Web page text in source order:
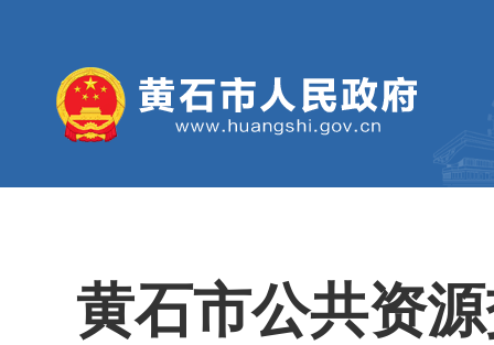
黄石市公共资